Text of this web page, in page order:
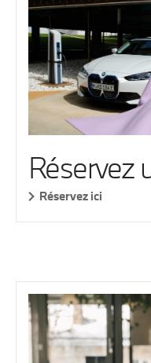
Réservez
Réservez ici